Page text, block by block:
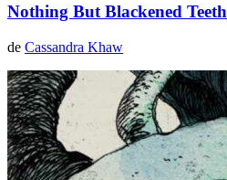
Nothing But Blackened Teeth
de Cassandra Khaw